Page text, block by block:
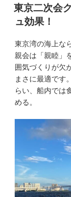
稿
日:
東京二次会
ュ効果！
東京湾の海上な
親会は「親睦」
囲気づくりが欠
まさに最適です
らい、船内では
める。